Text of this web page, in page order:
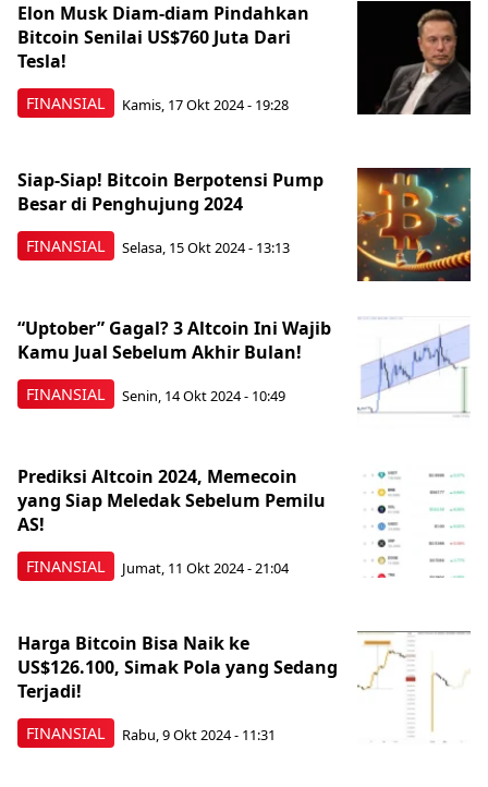
FINANSIAL
Elon Musk Diam-diam Pindahkan
Bitcoin Senilai US$760 Juta Dari
Tesla!
Kamis, 17 Okt 2024 - 19:28
FINANSIAL
Siap-Siap! Bitcoin Berpotensi Pump
Besar di Penghujung 2024
Selasa, 15 Okt 2024 - 13:13
FINANSIAL
“Uptober” Gagal? 3 Altcoin Ini Wajib
Kamu Jual Sebelum Akhir Bulan!
Senin, 14 Okt 2024 - 10:49
FINANSIAL
Prediksi Altcoin 2024, Memecoin
yang Siap Meledak Sebelum Pemilu
AS!
Jumat, 11 Okt 2024 - 21:04
FINANSIAL
Harga Bitcoin Bisa Naik ke
US$126.100, Simak Pola yang Sedang
Terjadi!
Rabu, 9 Okt 2024 - 11:31